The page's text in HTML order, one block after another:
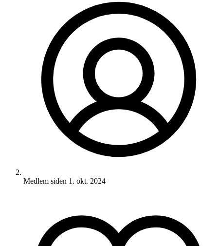
Medlem siden 1. okt. 2024